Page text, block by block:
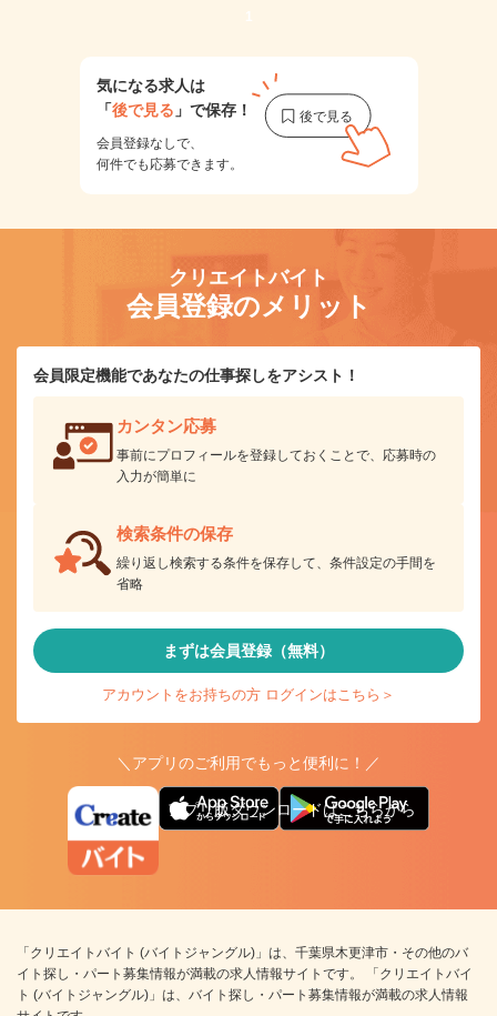
1
気になる求人は
「後で見る 」で保存！
会員登録なしで、
何件でも応募できます。
クリエイトバイト
会員登録のメリット
会員限定機能であなたの仕事探しをアシスト！
カンタン応募
事前にプロフィールを登録しておくことで、応募時の
入力が簡単に
検索条件の保存
繰り返し検索する条件を保存して、条件設定の手間を
省略
まずは会員登録（無料）
アカウントをお持ちの方 ログインはこちら＞
＼アプリのご利用でもっと便利に！／
アプリ版ダウンロードはこちらから
「クリエイトバイト (バイトジャングル)」は、千葉県木更津市・その他のバ
イト探し・パート募集情報が満載の求人情報サイトです。 「クリエイトバイ
ト (バイトジャングル)」は、バイト探し・パート募集情報が満載の求人情報